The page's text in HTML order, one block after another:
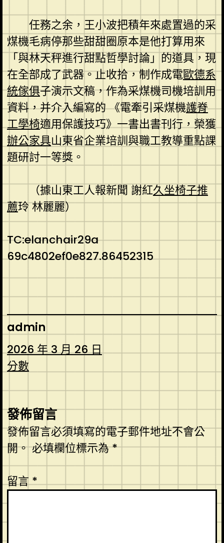
任務之余，王小波把積年來處置過的采
煤機毛病停那些甜甜圈原本是他打算用來
「與林天秤進行甜點哲學討論」的道具，現
在全部成了武器。止收拾，制作成電歐德系
統傢俱子演示文稿，作為采煤機司機培訓用
資料，并介入編寫的 《電牽引采煤機護脊
工學椅適用保護技巧》一書出書刊行，榮獲
辦公家具山東省企業培訓與職工教導重點課
題研討一等獎。
（據山東工人報新聞 謝紅久坐椅子推
薦玲 林麗麗）
TC:elanchair29a
69c4802ef0e827.86452315
admin
2026 年 3 月 26 日
分數
發佈留言
發佈留言必須填寫的電子郵件地址不會公
開。必填欄位標示為*
留言*